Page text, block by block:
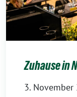
Zuhause in
3. November